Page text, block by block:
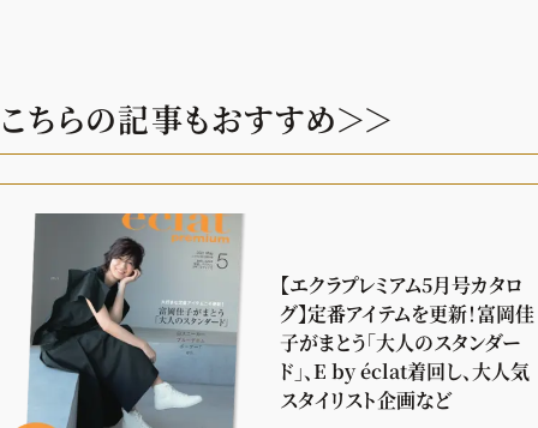
こちらの記事もおすすめ＞＞
【エクラプレミアム5月号カタロ
グ】定番アイテムを更新！富岡佳
子がまとう「大人のスタンダー
ド」、E by éclat着回し、大人気
スタイリスト企画など